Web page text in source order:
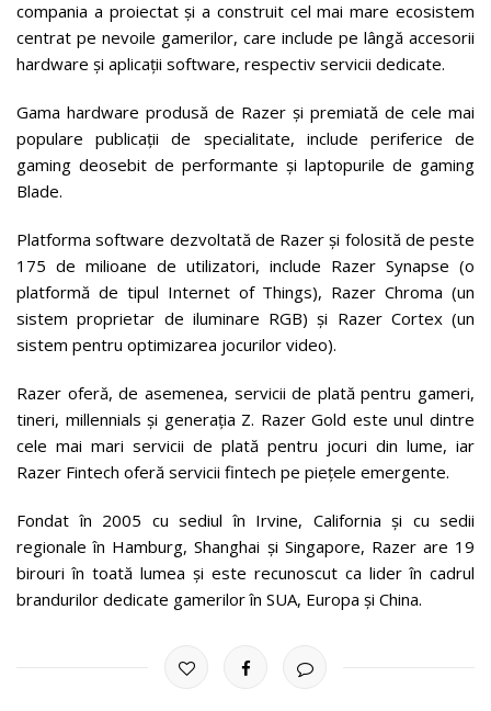
compania a proiectat și a construit cel mai mare ecosistem
centrat pe nevoile gamerilor, care include pe lângă accesorii
hardware și aplicații software, respectiv servicii dedicate.
Gama hardware produsă de Razer și premiată de cele mai
populare publicații de specialitate, include periferice de
gaming deosebit de performante și laptopurile de gaming
Blade.
Platforma software dezvoltată de Razer și folosită de peste
175 de milioane de utilizatori, include Razer Synapse (o
platformă de tipul Internet of Things), Razer Chroma (un
sistem proprietar de iluminare RGB) și Razer Cortex (un
sistem pentru optimizarea jocurilor video).
Razer oferă, de asemenea, servicii de plată pentru gameri,
tineri, millennials și generația Z. Razer Gold este unul dintre
cele mai mari servicii de plată pentru jocuri din lume, iar
Razer Fintech oferă servicii fintech pe piețele emergente.
Fondat în 2005 cu sediul în Irvine, California și cu sedii
regionale în Hamburg, Shanghai și Singapore, Razer are 19
birouri în toată lumea și este recunoscut ca lider în cadrul
brandurilor dedicate gamerilor în SUA, Europa și China.